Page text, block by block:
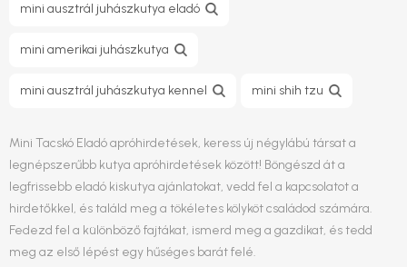
mini ausztrál juhászkutya eladó
mini amerikai juhászkutya
mini ausztrál juhászkutya kennel mini shih tzu
Mini Tacskó Eladó apróhirdetések, keress új négylábú társat a
legnépszerűbb kutya apróhirdetések között! Böngészd át a
legfrissebb eladó kiskutya ajánlatokat, vedd fel a kapcsolatot a
hirdetőkkel, és találd meg a tökéletes kölyköt családod számára.
Fedezd fel a különböző fajtákat, ismerd meg a gazdikat, és tedd
meg az első lépést egy hűséges barát felé.